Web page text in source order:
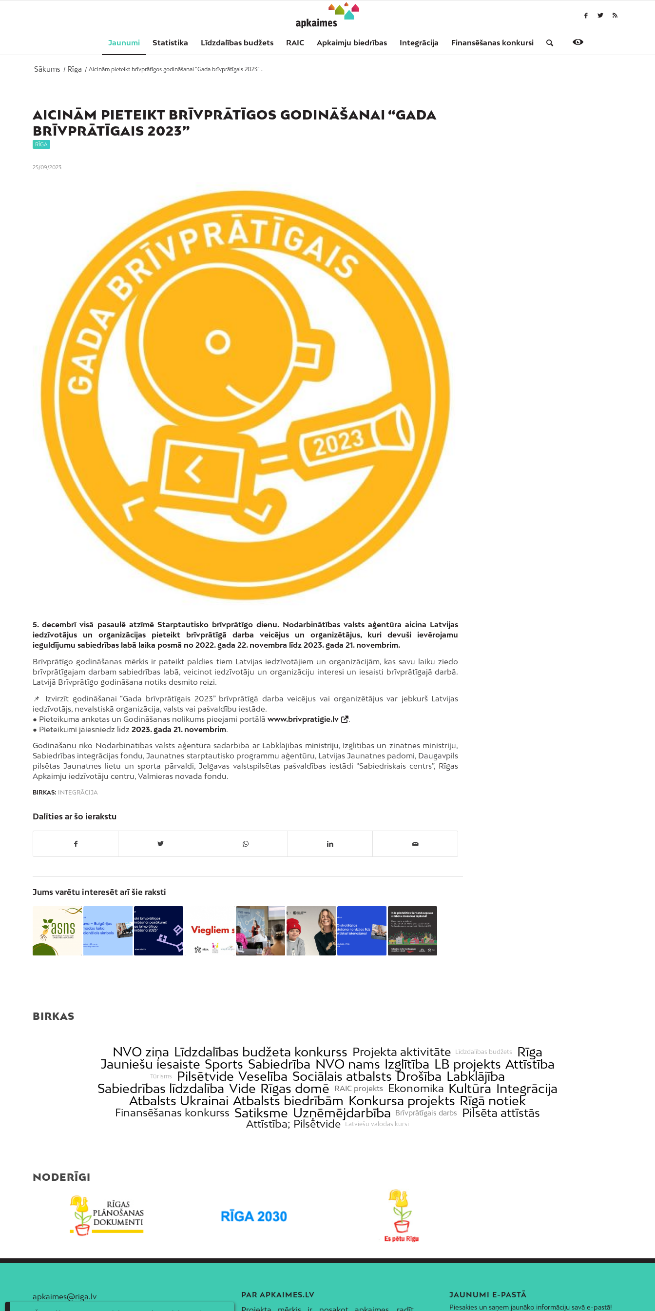
Jaunumi Statistika Līdzdalības budžets RAIC Apkaimju biedrības Integrācija Finansēšanas konkursi
Sākums / Rīga / Aicinām pieteikt brīvprātīgos godināšanai “Gada brīvprātīgais 2023”...
AICINĀM PIETEIKT BRĪVPRĀTĪGOS GODINĀŠANAI “GADA
BRĪVPRĀTĪGAIS 2023”
RĪGA
25/09/2023
5. decembrī visā pasaulē atzīmē Starptautisko brīvprātīgo dienu. Nodarbinātības valsts aģentūra aicina Latvijas
iedzīvotājus un organizācijas pieteikt brīvprātīgā darba veicējus un organizētājus, kuri devuši ievērojamu
ieguldījumu sabiedrības labā laika posmā no 2022. gada 22. novembra līdz 2023. gada 21. novembrim.
Brīvprātīgo godināšanas mērķis ir pateikt paldies tiem Latvijas iedzīvotājiem un organizācijām, kas savu laiku ziedo
brīvprātīgajam darbam sabiedrības labā, veicinot iedzīvotāju un organizāciju interesi un iesaisti brīvprātīgajā darbā.
Latvijā Brīvprātīgo godināšana notiks desmito reizi.
📌 Izvirzīt godināšanai “Gada brīvprātīgais 2023” brīvprātīgā darba veicējus vai organizētājus var jebkurš Latvijas
iedzīvotājs, nevalstiskā organizācija, valsts vai pašvaldību iestāde.
● Pieteikuma anketas un Godināšanas nolikums pieejami portālā www.brivpratigie.lv
● Pieteikumi jāiesniedz līdz 2023. gada 21. novembrim
Godināšanu rīko Nodarbinātības valsts aģentūra sadarbībā ar Labklājības ministriju, Izglītības un zinātnes ministriju,
Sabiedrības integrācijas fondu, Jaunatnes starptautisko programmu aģentūru, Latvijas Jaunatnes padomi, Daugavpils
pilsētas Jaunatnes lietu un sporta pārvaldi, Jelgavas valstspilsētas pašvaldības iestādi “Sabiedriskais centrs”, Rīgas
Apkaimju iedzīvotāju centru, Valmieras novada fondu.
BIRKAS: INTEGRĀCIJA
Dalīties ar šo ierakstu
Jums varētu interesēt arī šie raksti
BIRKAS
NVO ziņa Līdzdalības budžeta konkurss Projekta aktivitāte Līdzdalības budžets
Rīga
Jauniešu iesaiste Sports Sabiedrība NVO nams Izglītība LB projekts Attīstība
Tūrisms Pilsētvide Veselība Sociālais atbalsts Drošība Labklājība
Sabiedrības līdzdalība Vide Rīgas domē RAIC projekts Ekonomika Kultūra Integrācija
Atbalsts Ukrainai Atbalsts biedrībām Konkursa projekts Rīgā notiek
Finansēšanas konkurss Satiksme Uzņēmējdarbība Brīvprātīgais darbs Pilsēta attīstās
Attīstība; Pilsētvide Latviešu valodas kursi
NODERĪGI
apkaimes@riga.lv PAR APKAIMES.LV JAUNUMI E-PASTĀ
Piesakies un saņem jaunāko informāciju savā e-pastā!